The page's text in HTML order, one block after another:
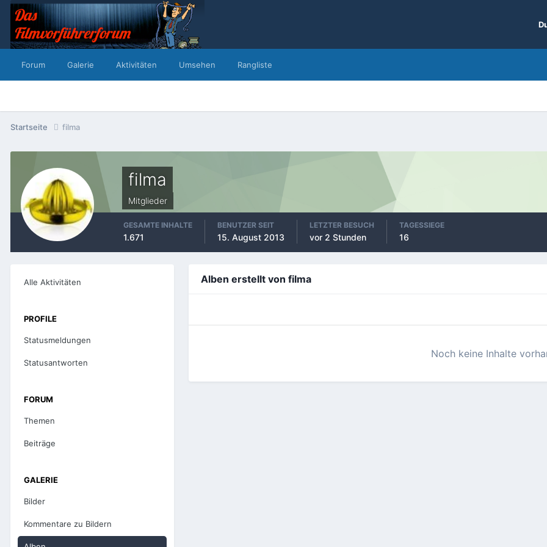
Forum Galerie Aktivitäten Umsehen Rangliste
Startseite filma
filma
Mitglieder
GESAMTE INHALTE
1.671
BENUTZER SEIT
15. August 2013
LETZTER BESUCH
vor 2 Stunden
TAGESSIEGE
16
Alle Aktivitäten
PROFILE
Statusmeldungen
Statusantworten
FORUM
Themen
Beiträge
GALERIE
Bilder
Kommentare zu Bildern
Alben erstellt von filma
Noch keine Inhalte